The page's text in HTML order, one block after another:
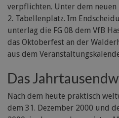
verpflichten. Unter dem neuen
2. Tabellenplatz. Im
unterlag die FG 08 dem VfB
das Oktoberfest an der
aus dem
Das
Nach dem heute praktisch
dem 31. Dezember 2000 und